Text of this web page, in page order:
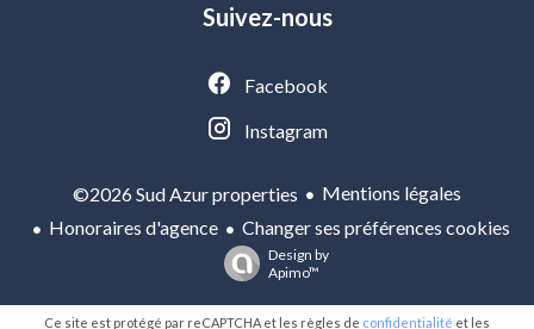
Suivez-nous
Facebook
Instagram
©2026 Sud Azur properties
Mentions légales
Honoraires d'agence
Changer ses préférences cookies
Design by
Apimo™
Ce site est protégé par reCAPTCHA et les règles de confidentialité et les